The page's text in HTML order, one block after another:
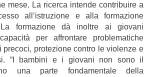
mese. La ricerca intende contribuire a
all’istruzione e alla formazione
La formazione dà inoltre ai giovani
per affrontare problematiche
precoci, protezione contro le violenze e
“I bambini e i giovani non sono il
una parte fondamentale della